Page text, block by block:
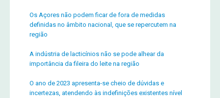
Os Açores não podem ficar de fora de medidas
definidas no âmbito nacional, que se repercutem na
região
A indústria de lacticínios não se pode alhear da
importância da fileira do leite na região
O ano de 2023 apresenta-se cheio de dúvidas e
incertezas, atendendo às indefinições existentes nível